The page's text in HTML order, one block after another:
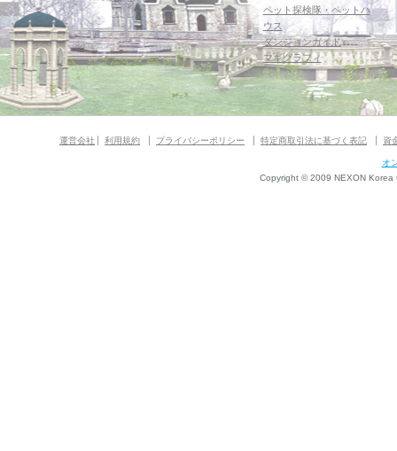
ペット探検隊・ペットハ
ウス
ダンジョンガイド
マギグラフィ
運営会社 利用規約 プライバシーポリシー 特定商取引法に基づく表記 資
オ
Copyright © 2009 NEXON Korea